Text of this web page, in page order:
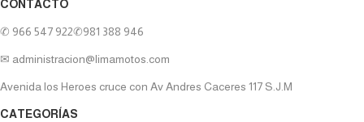
CONTACTO
✆ 966 547 922✆981 388 946
✉ administracion@limamotos.com
Avenida los Heroes cruce con Av Andres Caceres 117 S.J.M
CATEGORÍAS